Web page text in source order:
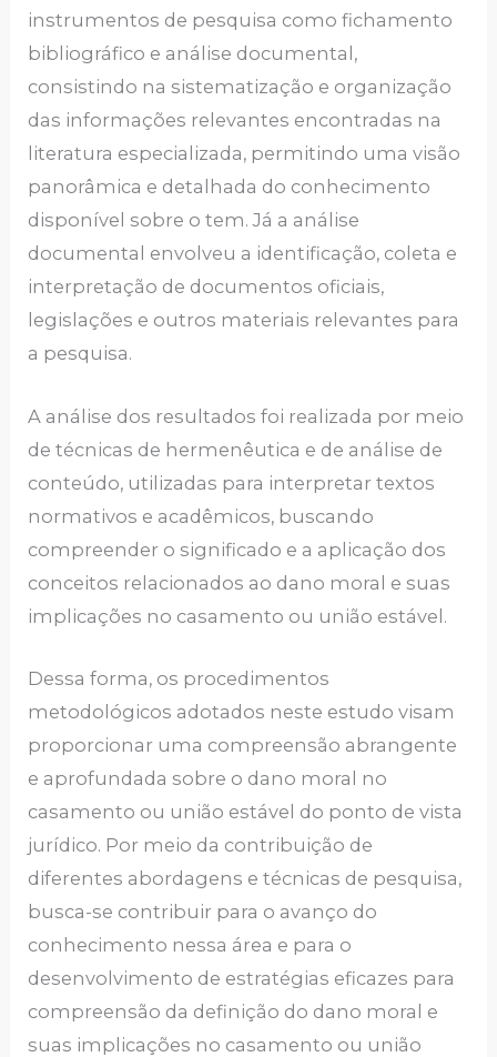
instrumentos de pesquisa como fichamento
bibliográfico e análise documental,
consistindo na sistematização e organização
das informações relevantes encontradas na
literatura especializada, permitindo uma visão
panorâmica e detalhada do conhecimento
disponível sobre o tem. Já a análise
documental envolveu a identificação, coleta e
interpretação de documentos oficiais,
legislações e outros materiais relevantes para
a pesquisa.
A análise dos resultados foi realizada por meio
de técnicas de hermenêutica e de análise de
conteúdo, utilizadas para interpretar textos
normativos e acadêmicos, buscando
compreender o significado e a aplicação dos
conceitos relacionados ao dano moral e suas
implicações no casamento ou união estável.
Dessa forma, os procedimentos
metodológicos adotados neste estudo visam
proporcionar uma compreensão abrangente
e aprofundada sobre o dano moral no
casamento ou união estável do ponto de vista
jurídico. Por meio da contribuição de
diferentes abordagens e técnicas de pesquisa,
busca-se contribuir para o avanço do
conhecimento nessa área e para o
desenvolvimento de estratégias eficazes para
compreensão da definição do dano moral e
suas implicações no casamento ou união